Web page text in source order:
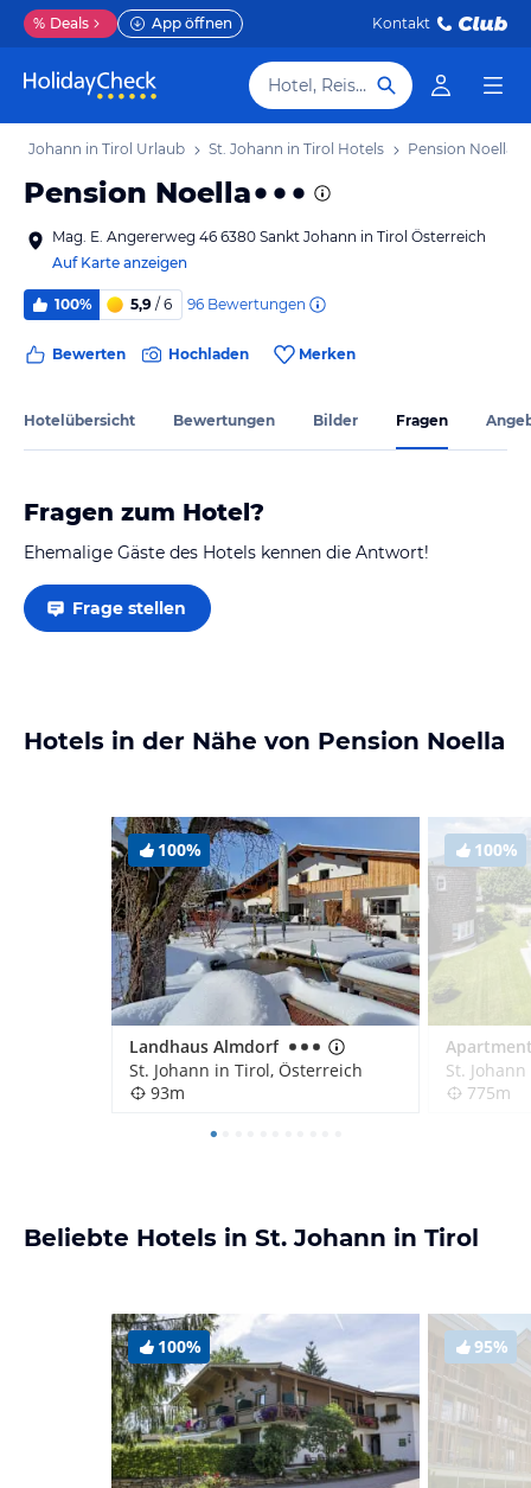
% Deals App öffnen Kontakt
Hotel, Reiseziel
St. Johann in Tirol Urlaub St. Johann in Tirol Hotels Pension Noella
Pension Noella
Mag. E. Angererweg 46 6380 Sankt Johann in Tirol Österreich
Auf Karte anzeigen
100% 5,9 / 6 96 Bewertungen
Bewerten Hochladen Merken
Hotelübersicht Bewertungen Bilder Fragen
Fragen zum Hotel?
Ehemalige Gäste des Hotels kennen die Antwort!
Frage stellen
Hotels in der Nähe von Pension Noella
100%
Landhaus Almdorf
St. Johann in Tirol, Österreich
93m
100%
St.
775m
Beliebte Hotels in St. Johann in Tirol
100% 95%